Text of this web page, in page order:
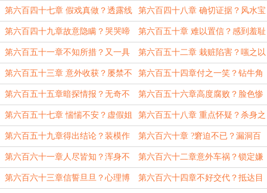
保 众
第六百四十七章 假戏真做？透露线
索
第六百四十八章 确切证据？风水宝
地
第六百四十九章故意隐瞒？哭哭啼
啼？
第六百五十章 难以置信？感到羞耻
第六百五十一章不知所措？又一具
尸体
第六百五十二章 栽赃陷害？嗤之以
鼻
第六百五十三章 意外收获？屡禁不
止
第六百五十四章付之一笑？钻牛角
尖
第六百五十五章暗探情报？无奇不
有
第六百五十六章高度腐败？脸色惨
白
第六百五十七章 惴惴不安？虚假姐
妹
第六百五十八章 重点怀疑？杀身之
祸
第六百五十九章得出结论？装模作
样
第六百六十章 ?窘迫不已？漏洞百
出
第六百六十一章人尽皆知？浑身不
自在
第六百六十二章意外车祸？锁定嫌
犯
第六百六十三章信誓旦旦？心理博 第六百六十四章不好交代？抵达目